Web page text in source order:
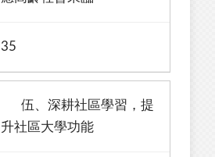
35
伍、深耕社區學習，提
升社區大學功能